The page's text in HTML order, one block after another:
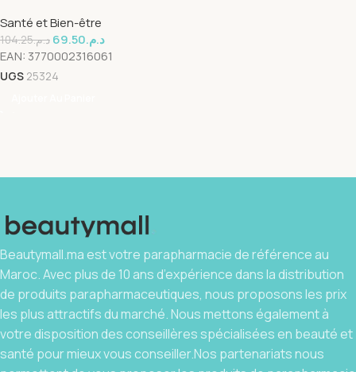
Santé et Bien-être
د.م.104.25 د.م.69.50
EAN: 3770002316061
UGS 25324
Beautymall.ma est votre parapharmacie de référence au
Maroc. Avec plus de 10 ans d’expérience dans la distribution
de produits parapharmaceutiques, nous proposons les prix
les plus attractifs du marché. Nous mettons également à
votre disposition des conseillères spécialisées en beauté et
santé pour mieux vous conseiller.Nos partenariats nous